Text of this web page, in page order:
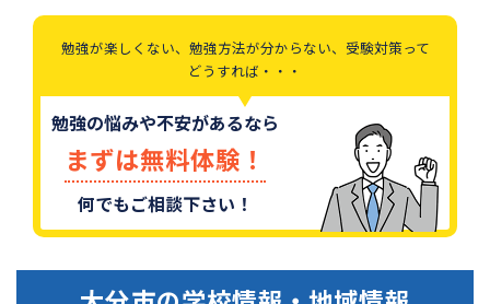
勉強が楽しくない、勉強方法が分からない、受験対策って
どうすれば・・・
勉強の悩みや不安があるなら
まずは無料体験！
何でもご相談下さい！